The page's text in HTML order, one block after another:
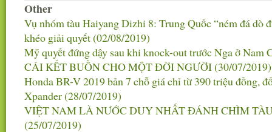
Other
Vụ nhóm tàu Haiyang Dizhi 8: Trung Quốc “ném đá dò
khéo giải quyết(02/08/2019)
Mỹ quyết đứng dậy sau khi knock-out trước Nga ở Nam
CÁI KẾT BUỒN CHO MỘT ĐỜI NGƯỜI(30/07/2019)
Honda BR-V 2019 bản 7 chỗ giá chỉ từ 390 triệu đồng,
Xpander(28/07/2019)
VIỆT NAM LÀ NƯỚC DUY NHẤT ĐÁNH CHÌM
(25/07/2019)